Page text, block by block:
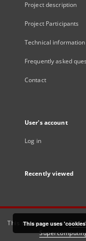
Project description
Project Participants
Technical information
Frequently asked
Contact
User's account
Log in
Recently viewed
This service runs on
This page uses